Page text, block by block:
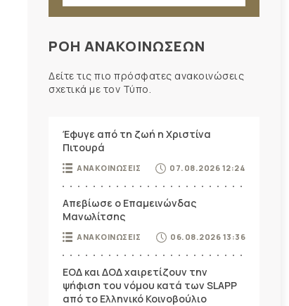
ΡΟΗ ΑΝΑΚΟΙΝΩΣΕΩΝ
Δείτε τις πιο πρόσφατες ανακοινώσεις
σχετικά με τον Τύπο.
Έφυγε από τη ζωή η Χριστίνα
Πιτουρά
ΑΝΑΚΟΙΝΩΣΕΙΣ 07.08.2026 12:24
Απεβίωσε ο Επαμεινώνδας
Μανωλίτσης
ΑΝΑΚΟΙΝΩΣΕΙΣ 06.08.2026 13:36
ΕΟΔ και ΔΟΔ χαιρετίζουν την
ψήφιση του νόμου κατά των SLAPP
από το Ελληνικό Κοινοβούλιο